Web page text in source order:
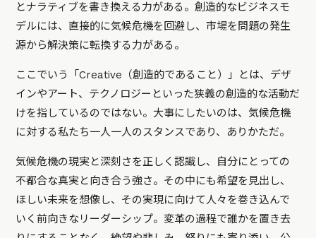
とナラティブを書き換える力がある。創造的なビジネスモ
デルには、直接的に気候危機を回避し、市場を問題の発生
源から解決策に転換する力がある。
ここでいう「Creative（創造的であること）」とは、デザ
インやアート、テクノロジーといった狭義の創造的な活動だ
けを指しているのではない。大事にしたいのは、気候危機
に対する私たち一人一人のスタンスであり、ありかただ。
気候危機の現実と深刻さを正しく認識し、自分にとっての
不都合な真実と向き合う強さ。その中にも希望を見出し、
ほしい未来を想像し、その実現に向けて人々を巻き込んで
いく前向きなリーダーシップ。変革の過程で誰かを置き去